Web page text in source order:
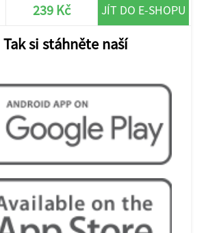
239 Kč JÍT DO E-SHOPU
si stáhněte naší